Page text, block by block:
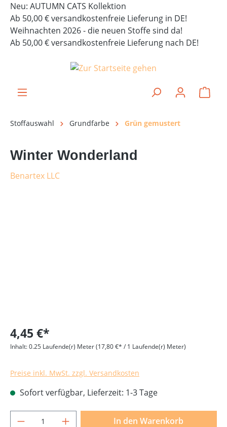
springen
Neu: AUTUMN CATS Kollektion
Ab 50,00 € versandkostenfreie Lieferung in DE!
Weihnachten 2026 - die neuen Stoffe sind da!
Ab 50,00 € versandkostenfreie Lieferung nach DE!
Stoffauswahl Grundfarbe Grün gemustert
Winter Wonderland
Benartex LLC
4,45 €*
Inhalt:0.25 Laufende(r) Meter(17,80 €* / 1 Laufende(r) Meter)
Preise inkl. MwSt. zzgl. Versandkosten
Sofort verfügbar, Lieferzeit: 1-3 Tage
Produkt Anzahl: Gib den gewünschten
In den Warenkorb